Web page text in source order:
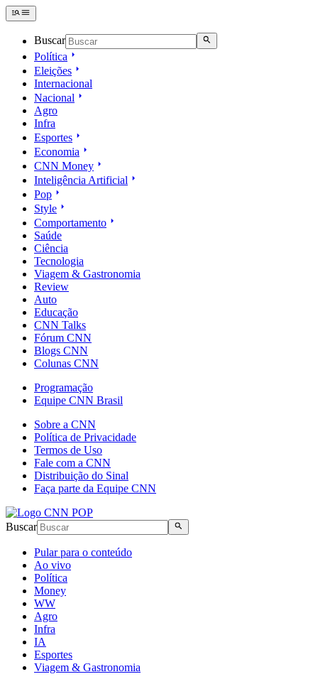
Buscar
Política
Eleições
Internacional
Nacional
Agro
Infra
Esportes
Economia
CNN Money
Inteligência Artificial
Pop
Style
Comportamento
Saúde
Ciência
Tecnologia
Viagem & Gastronomia
Review
Auto
Educação
CNN Talks
Fórum CNN
Blogs CNN
Colunas CNN
Programação
Equipe CNN Brasil
Sobre a CNN
Política de Privacidade
Termos de Uso
Fale com a CNN
Distribuição do Sinal
Faça parte da Equipe CNN
Buscar
Pular para o conteúdo
Ao vivo
Política
Money
WW
Agro
Infra
IA
Esportes
Viagem & Gastronomia